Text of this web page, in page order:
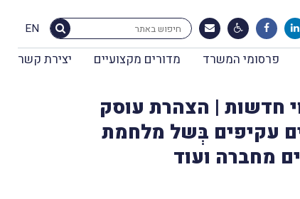
EN
פרסומי המשרד מדורים מקצועיים יצירת קשר
חדשות | הצהרת עוסק
נזקים עקיפים בְּשל מלחמת
מחברה ועוד